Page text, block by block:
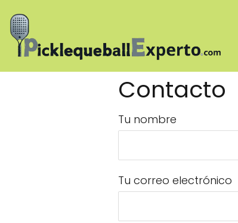
Contacto
Tu nombre
Tu correo electrónico